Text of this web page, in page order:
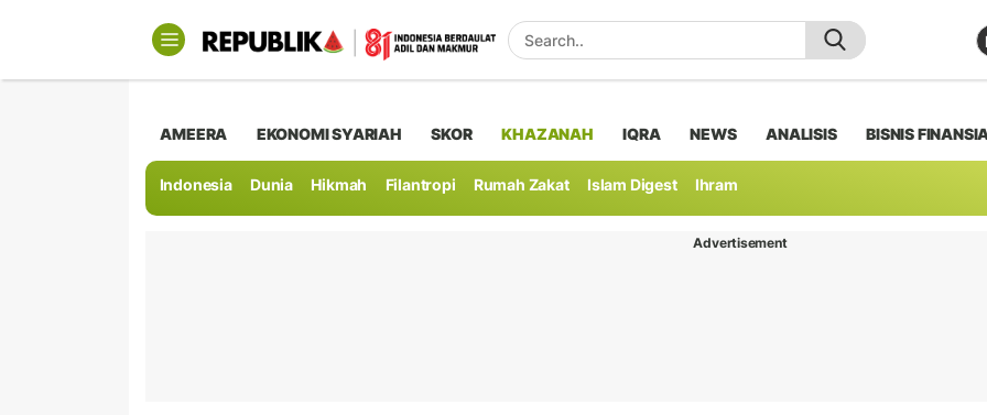
AMEERA EKONOMI SYARIAH SKOR KHAZANAH IQRA NEWS ANALISIS BISNIS
Indonesia Dunia Hikmah Filantropi Rumah Zakat Islam Digest Ihram
Advertisement